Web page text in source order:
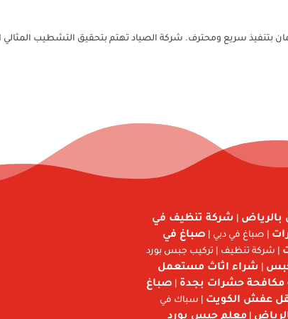
بتنفيذ سريع ومحترف. شركة الصياد تهتم بتحقيق التشطيب المثالي
بالرياض
شركة تنظيف في
| صباغ في دبي | صباغ في
| شركة تنظيف | تركيب جبس بورد
شراء اثاث مستعمل
مكافحة حشرات بجدة
صباغ
عفش الكويت | سباك في